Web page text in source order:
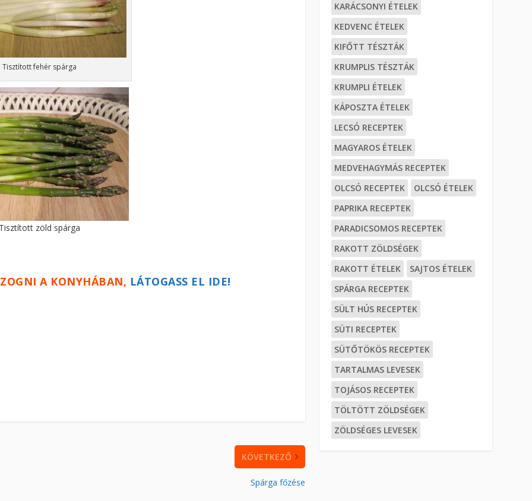
Tisztított fehér spárga
zöld spárga
A KONYHÁBAN, LÁTOGASS EL IDE!
KÖVETKEZŐ
Spárga főzése
KARÁCSONYI ÉTELEK
KEDVENC ÉTELEK
KIFŐTT TÉSZTÁK
KRUMPLIS TÉSZTÁK
KRUMPLI ÉTELEK
KÁPOSZTA ÉTELEK
LECSÓ RECEPTEK
MAGYAROS ÉTELEK
MEDVEHAGYMÁS RECEPTEK
OLCSÓ RECEPTEK
OLCSÓ ÉTELEK
PAPRIKA RECEPTEK
PARADICSOMOS RECEPTEK
RAKOTT ZÖLDSÉGEK
RAKOTT ÉTELEK
SAJTOS ÉTELEK
SPÁRGA RECEPTEK
SÜLT HÚS RECEPTEK
SÜTI RECEPTEK
SÜTŐTÖKÖS RECEPTEK
TARTALMAS LEVESEK
TOJÁSOS RECEPTEK
TÖLTÖTT ZÖLDSÉGEK
ZÖLDSÉGES LEVESEK